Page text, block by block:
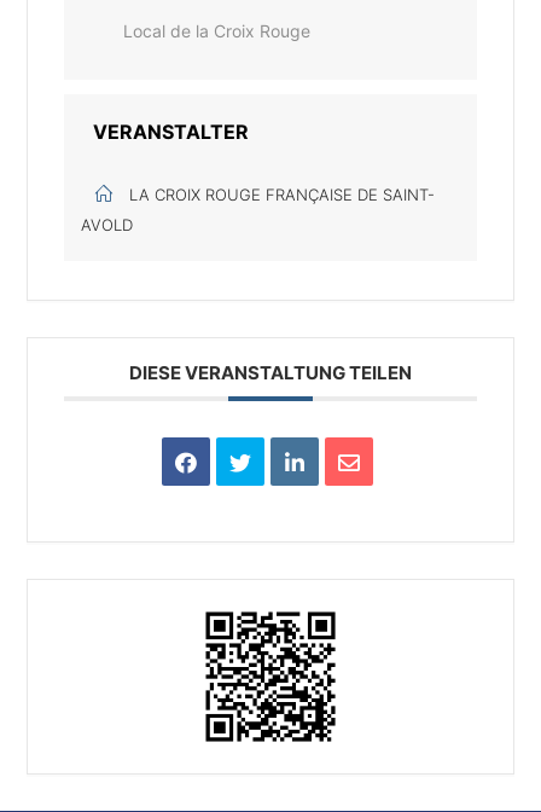
Local de la Croix Rouge
VERANSTALTER
LA CROIX ROUGE FRANÇAISE DE SAINT-
AVOLD
DIESE VERANSTALTUNG TEILEN